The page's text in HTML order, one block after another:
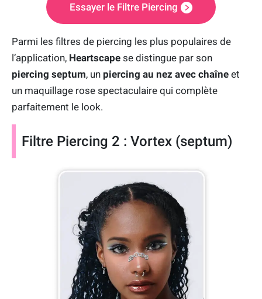
Essayer le Filtre Piercing
Parmi les filtres de piercing les plus populaires de
l’application, Heartscape se distingue par son
piercing septum, un piercing au nez avec chaîne et
un maquillage rose spectaculaire qui complète
parfaitement le look.
Filtre Piercing 2 : Vortex (septum)